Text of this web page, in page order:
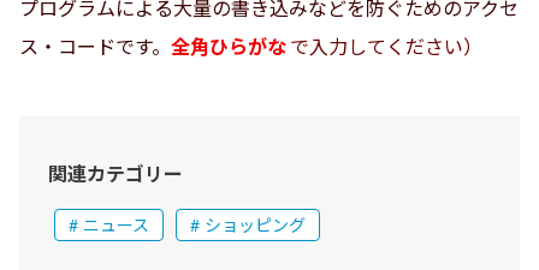
プログラムによる大量の書き込みなどを防ぐためのアクセ
ス・コードです。 全角ひらがな で入力してください）
関連カテゴリー
ニュース ショッピング